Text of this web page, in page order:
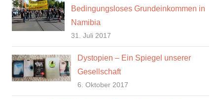
Bedingungsloses Grundeinkommen in
Namibia
31. Juli 2017
Dystopien – Ein Spiegel unserer
Gesellschaft
6. Oktober 2017